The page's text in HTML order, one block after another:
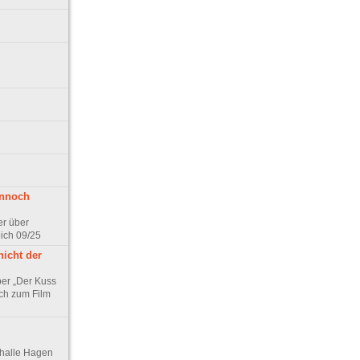
über
09/25
der
„Der Kuss
zum Film
Hagen